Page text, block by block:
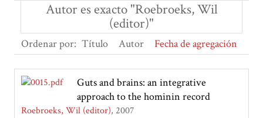
Autor es exacto "Roebroeks, Wil
(editor)"
Ordenar por: Título Autor Fecha de agregación
Guts and brains: an integrative
approach to the hominin record
Roebroeks, Wil (editor) 2007